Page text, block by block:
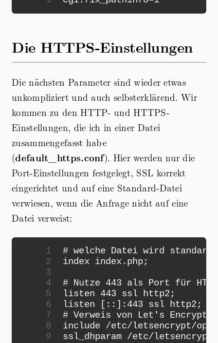
Die HTTPS-Einstellungen
Die nächsten Parameter sind wieder etwas
unkompliziert und auch selbsterklärend. Wir
kommen zu den HTTP- und HTTPS-
Einstellungen, die ich in einer Datei
zusammengefasst habe
(default_https.conf). Hier werden nur die
Port-Einstellungen festgelegt, SSL korrekt
eingerichtet und auf eine Standard-Datei
verwiesen, wenn die Anfrage nicht auf eine
Datei verweist:
1
2
3
4
5
6
7
8
9